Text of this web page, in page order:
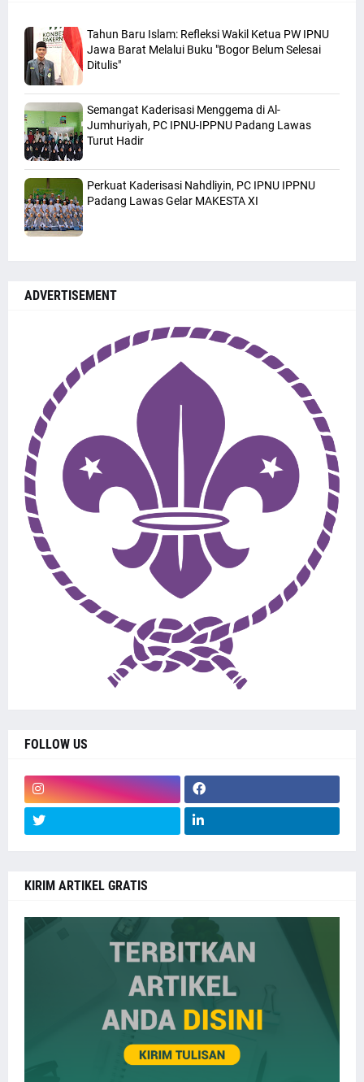
Tahun Baru Islam: Refleksi Wakil Ketua PW IPNU
Jawa Barat Melalui Buku "Bogor Belum Selesai
Ditulis"
Semangat Kaderisasi Menggema di Al-
Jumhuriyah, PC IPNU-IPPNU Padang Lawas
Turut Hadir
Perkuat Kaderisasi Nahdliyin, PC IPNU IPPNU
Padang Lawas Gelar MAKESTA XI
ADVERTISEMENT
FOLLOW US
KIRIM ARTIKEL GRATIS